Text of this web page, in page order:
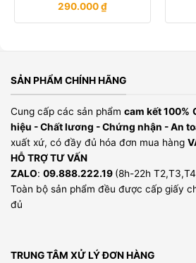
290.000₫
SẢN PHẨM CHÍNH HÃNG
Cung cấp các sản phẩm cam kết 100%
hiệu - Chất lương - Chứng nhận - An
xuất xứ, có đầy đủ hóa đơn mua hàng
HỖ TRỢ TƯ VẤN
ZALO: 09.888.222.19 (8h-22h
Toàn bộ sản phẩm đều được cấp giấy
đủ
TRUNG TÂM XỬ LÝ ĐƠN HÀNG